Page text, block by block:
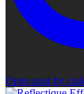
Open post by